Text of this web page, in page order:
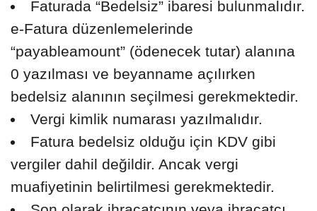
Faturada “Bedelsiz” ibaresi bulunmalıdır.
e-Fatura düzenlemelerinde
“payableamount” (ödenecek tutar) alanına
0 yazılması ve beyanname açılırken
bedelsiz alanının seçilmesi gerekmektedir.
Vergi kimlik numarası yazılmalıdır.
Fatura bedelsiz olduğu için KDV gibi
vergiler dahil değildir. Ancak vergi
muafiyetinin belirtilmesi gerekmektedir.